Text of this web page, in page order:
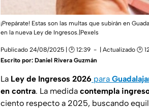
¡Prepárate! Estas son las multas que subirán en
en la nueva Ley de Ingresos.|Pexels
Publicado 24/08/2025 | 🕑 12:39 | Actualizado 🕑
Escrito por: Daniel Rivera Guzmán
La Ley de Ingresos 2026 para
en contra. La medida contempla
ciento respecto a 2025, buscando